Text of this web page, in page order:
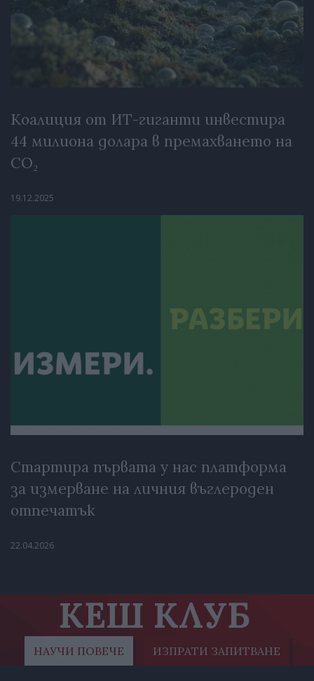
Коалиция от ИТ-гиганти инвестира
44 милиона долара в премахването на
CO₂
19.12.2025
Стартира първата у нас платформа
за измерване на личния въглероден
отпечатък
22.04.2026
КЕШ КЛУБ
НАУЧИ ПОВЕЧЕ ИЗПРАТИ ЗАПИТВАНЕ